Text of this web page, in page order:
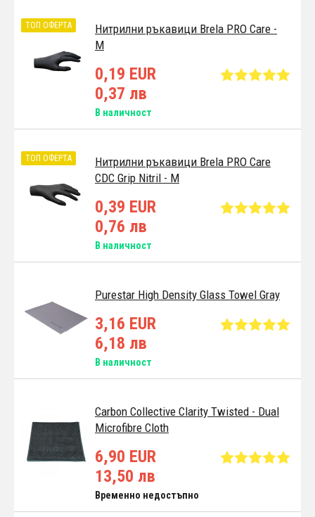
Нитрилни ръкавици Brela PRO Care -
M
ТОП ОФЕРТА
0,19 EUR
0,37 лв
В наличност
Нитрилни ръкавици Brela PRO Care
CDC Grip Nitril - M
ТОП ОФЕРТА
0,39 EUR
0,76 лв
В наличност
Purestar High Density Glass Towel Gray
3,16 EUR
6,18 лв
В наличност
Carbon Collective Clarity Twisted - Dual
Microfibre Cloth
6,90 EUR
13,50 лв
Временно недостъпно